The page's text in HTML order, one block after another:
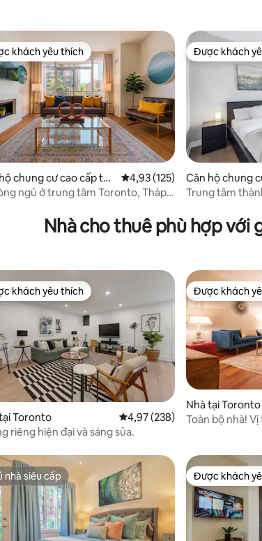
4,93/5, 148 đánh giá
khách yêu thích
khách yêu thích
chung cư cao cấp tại
Xếp hạng trung bình 4,93/5,
4,93 (125)
ngủ ở trung tâm Toronto, Tháp
Được khách
Được khách
Căn hộ chung
Toronto
Trung tâm
Nhà cho thuê phù hợp với
5/5, 116 đánh giá
khách yêu thích
khách yêu thích
Toronto Xếp hạng trung bình 4,97/5,
4,97 (238)
riêng hiện đại và sáng sủa.
Được khách
Được khách
Nhà tại Toronto
Toàn bộ nhà!
nhà siêu cấp
nhà siêu cấp Được khách
Được khách